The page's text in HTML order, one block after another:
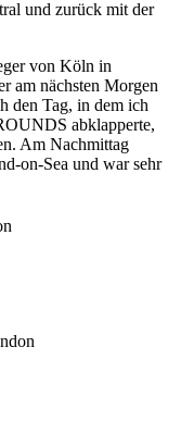
und zurück mit der
von Köln in
am nächsten Morgen
den Tag, in dem ich
abklapperte,
Am Nachmittag
on-Sea und war sehr